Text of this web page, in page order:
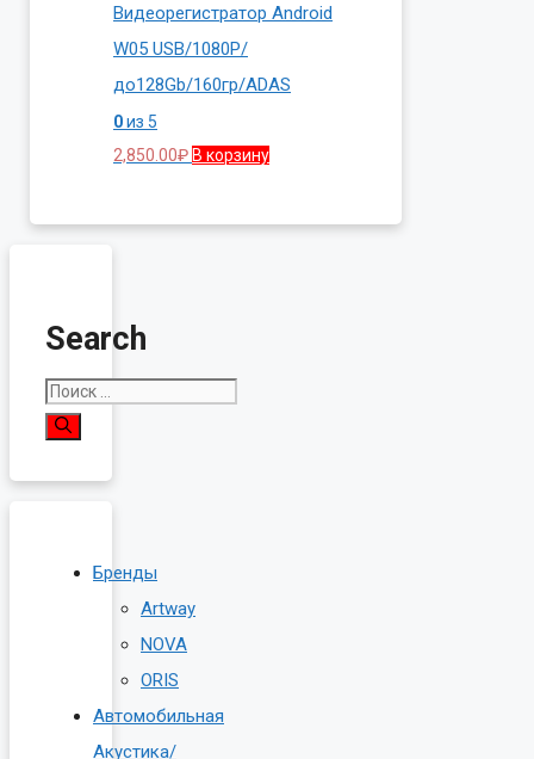
Видеорегистратор Android
W05 USB/1080P/
до128Gb/160гр/ADAS
0из 5
2,850.00₽В корзину
Search
Поиск:
Бренды
Artway
NOVA
ORIS
Автомобильная
Акустика/